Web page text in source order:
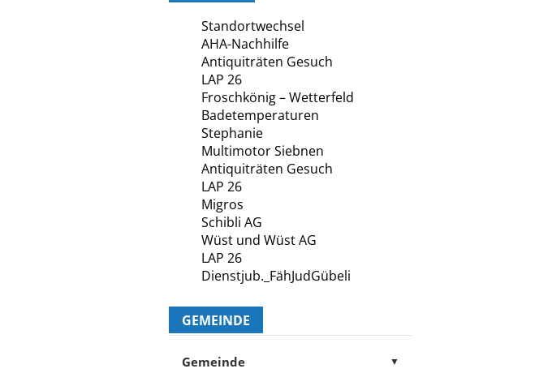
Standortwechsel
AHA-Nachhilfe
Antiquiträten Gesuch
LAP 26
Froschkönig – Wetterfeld
Badetemperaturen
Stephanie
Multimotor Siebnen
Antiquiträten Gesuch
LAP 26
Migros
Schibli AG
Wüst und Wüst AG
LAP 26
Dienstjub._FähJudGübeli
GEMEINDE
Gemeinde ▼